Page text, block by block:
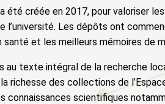
été créée en 2017, pour valoriser
l’université. Les dépôts ont
et les meilleurs mémoires de
au texte intégral de la recherche
richesse des collections de
connaissances scientifiques